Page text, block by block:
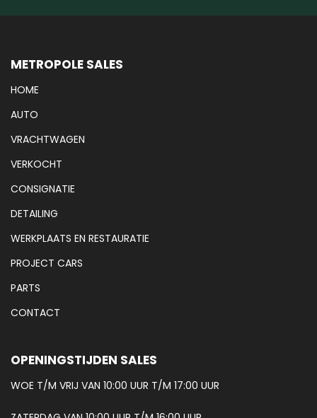
METROPOLE SALES
HOME
AUTO
VRACHTWAGEN
VERKOCHT
CONSIGNATIE
DETAILING
WERKPLAATS EN RESTAURATIE
PROJECT CARS
PARTS
CONTACT
OPENINGSTIJDEN SALES
WOE T/M VRIJ VAN 10:00 UUR T/M 17:00 UUR